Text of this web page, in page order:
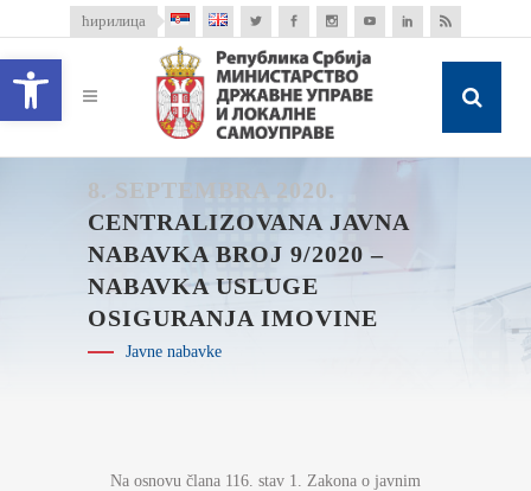
Open toolbar
ћирилица
8. SEPTEMBRA 2020.
CENTRALIZOVANA JAVNA
NABAVKA BROJ 9/2020 –
NABAVKA USLUGE
OSIGURANJA IMOVINE
Javne nabavke
Na osnovu člana 116. stav 1. Zakona o javnim